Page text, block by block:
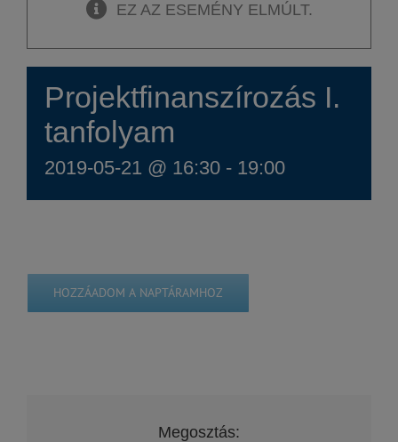
EZ AZ ESEMÉNY ELMÚLT.
Projektfinanszírozás I.
tanfolyam
2019-05-21 @ 16:30 - 19:00
HOZZÁADOM A NAPTÁRAMHOZ
Megosztás: